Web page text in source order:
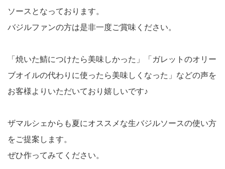
ソースとなっております。
バジルファンの方は是非一度ご賞味ください。
「焼いた鯖につけたら美味しかった」「ガレットのオリー
ブオイルの代わりに使ったら美味しくなった」などの声を
お客様よりいただいており嬉しいです♪
ザマルシェからも夏にオススメな生バジルソースの使い方
をご提案します。
ぜひ作ってみてください。